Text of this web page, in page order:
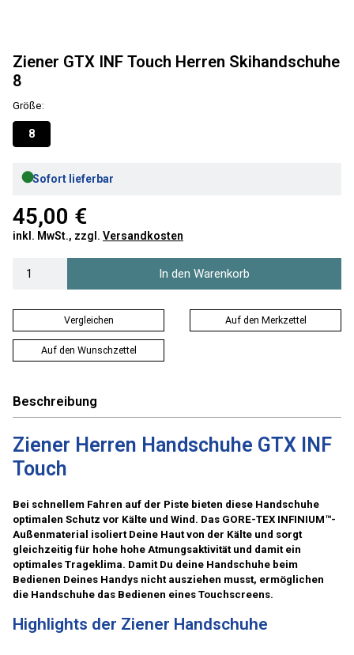
Ziener GTX INF Touch Herren Skihandschuhe
8
Größe:
8
●Sofort lieferbar
45,00 €
inkl. MwSt., zzgl. Versandkosten
In den Warenkorb
Vergleichen Auf den Merkzettel
Auf den Wunschzettel
Beschreibung
Ziener Herren Handschuhe GTX INF
Touch
Bei schnellem Fahren auf der Piste bieten diese Handschuhe
optimalen Schutz vor Kälte und Wind. Das GORE-TEX INFINIUM™-
Außenmaterial isoliert Deine Haut von der Kälte und sorgt
gleichzeitig für hohe hohe Atmungsaktivität und damit ein
optimales Trageklima. Damit Du deine Handschuhe beim
Bedienen Deines Handys nicht ausziehen musst, ermöglichen
die Handschuhe das Bedienen eines Touchscreens.
Highlights der Ziener Handschuhe